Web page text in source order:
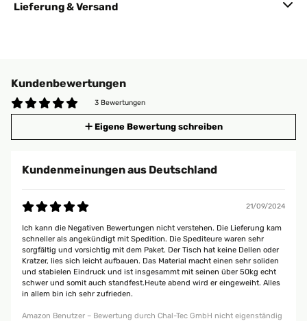
Lieferung & Versand
Kundenbewertungen
3 Bewertungen
Eigene Bewertung schreiben
Kundenmeinungen aus Deutschland
21/09/2024
Ich kann die Negativen Bewertungen nicht verstehen. Die Lieferung kam
schneller als angekündigt mit Spedition. Die Spediteure waren sehr
sorgfältig und vorsichtig mit dem Paket. Der Tisch hat keine Dellen oder
Kratzer, lies sich leicht aufbauen. Das Material macht einen sehr soliden
und stabielen Eindruck und ist insgesammt mit seinen über 50kg echt
schwer und somit auch standfest.Heute abend wird er eingeweiht. Alles
in allem bin ich sehr zufrieden.
Amazon Benutzer – Bewertung durch Chal-Tec GmbH nicht eigenständig